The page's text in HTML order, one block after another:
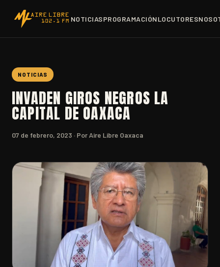
NOTICIASPROGRAMACIÓNLOCUTORES
NOTICIAS
INVADEN GIROS NEGROS LA
CAPITAL DE OAXACA
07 de febrero, 2023 · Por Aire Libre Oaxaca